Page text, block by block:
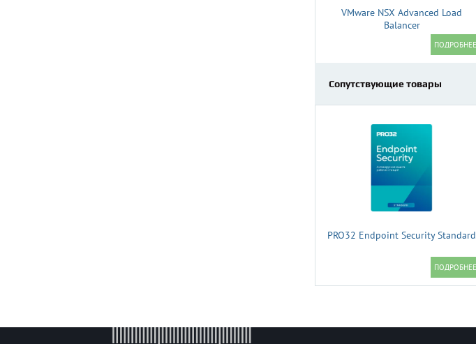
VMware NSX Advanced Load
Balancer
Сопутствующие товары
PRO32 Endpoint Security Standard